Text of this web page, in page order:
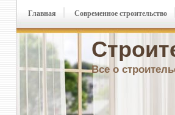
Все о
Главная Современное строительство